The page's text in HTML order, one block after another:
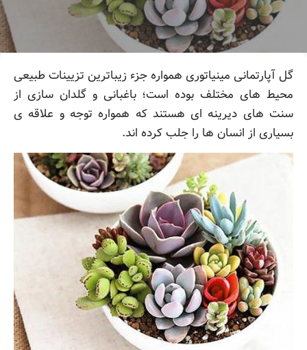
گل آپارتمانی مینیاتوری همواره جزء زیباترین تزیینات طبیعی
محیط های مختلف بوده است؛ باغبانی و گلدان سازی از
سنت های دیرینه ای هستند که همواره توجه و علاقه ی
بسیاری از انسان ها را جلب کرده اند.